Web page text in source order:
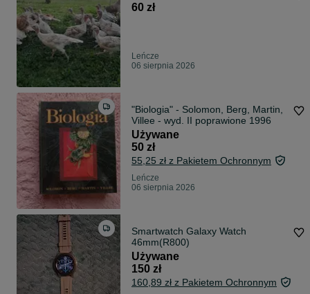
60 zł
Leńcze
06 sierpnia 2026
"Biologia" - Solomon, Berg, Martin,
Villee - wyd. II poprawione 1996
Używane
50 zł
55,25 zł z Pakietem Ochronnym
Leńcze
06 sierpnia 2026
Smartwatch Galaxy Watch
46mm(R800)
Używane
150 zł
160,89 zł z Pakietem Ochronnym